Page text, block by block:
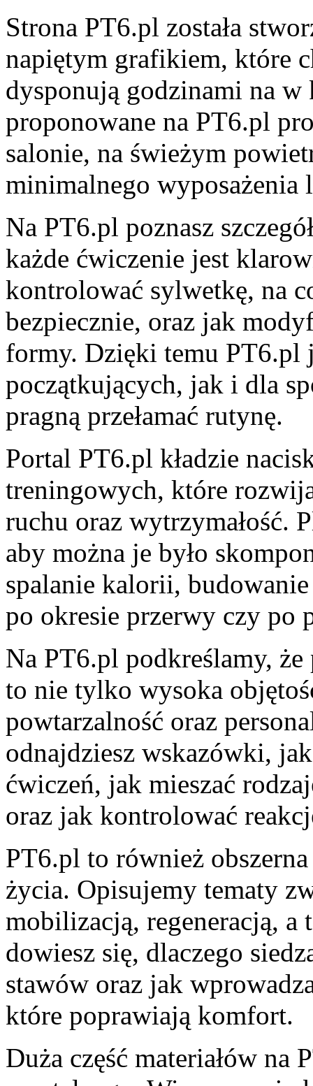
Strona PT6.pl została
napiętym grafikiem, które
dysponują godzinami na
proponowane na PT6.pl
salonie, na świeżym
minimalnego wyposażenia
Na PT6.pl poznasz
każde ćwiczenie jest
kontrolować sylwetkę, na
bezpiecznie, oraz jak
formy. Dzięki temu PT6.pl
początkujących, jak i dla
pragną przełamać rutynę.
Portal PT6.pl kładzie
treningowych, które
ruchu oraz wytrzymałość.
aby można je było
spalanie kalorii,
po okresie przerwy czy po
Na PT6.pl podkreślamy,
to nie tylko wysoka
powtarzalność oraz
odnajdziesz wskazówki,
ćwiczeń, jak mieszać
oraz jak kontrolować
PT6.pl to również
życia. Opisujemy tematy
mobilizacją, regeneracją,
dowiesz się, dlaczego
stawów oraz jak
które poprawiają komfort.
Duża część materiałów na